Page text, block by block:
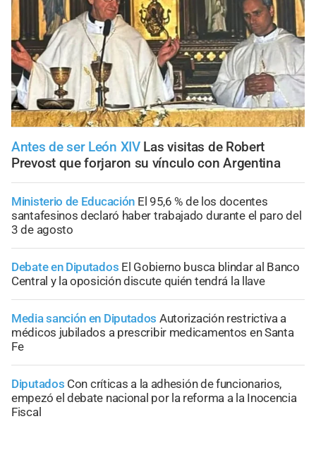
Antes de ser León XIV Las visitas de Robert
Prevost que forjaron su vínculo con Argentina
Ministerio de Educación El 95,6 % de los docentes
santafesinos declaró haber trabajado durante el paro del
3 de agosto
Debate en Diputados El Gobierno busca blindar al Banco
Central y la oposición discute quién tendrá la llave
Media sanción en Diputados Autorización restrictiva a
médicos jubilados a prescribir medicamentos en Santa
Fe
Diputados Con críticas a la adhesión de funcionarios,
empezó el debate nacional por la reforma a la Inocencia
Fiscal